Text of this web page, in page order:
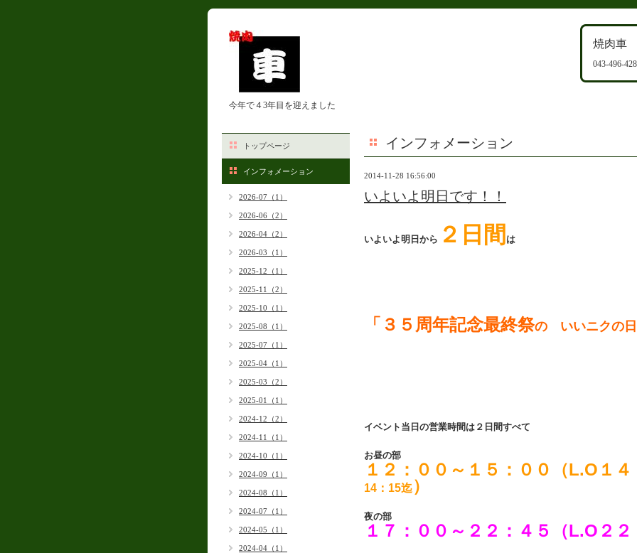
焼肉車
043-496-
今年で４3年目を迎えました
インフォメーション
2014-11-28 16:56:00
いよいよ明日です！！
いよいよ明日から ２日間 は
「３５周年記念最終祭の いいニクの日
イベント当日の営業時間は２日間すべて
お昼の部
１２：００～１５：００（L.O１
14：15迄）
夜の部
１７：００～２２：４５（L.O２
トップページ
インフォメーション
2026-07（1）
2026-06（2）
2026-04（2）
2026-03（1）
2025-12（1）
2025-11（2）
2025-10（1）
2025-08（1）
2025-07（1）
2025-04（1）
2025-03（2）
2025-01（1）
2024-12（2）
2024-11（1）
2024-10（1）
2024-09（1）
2024-08（1）
2024-07（1）
2024-05（1）
2024-04（1）